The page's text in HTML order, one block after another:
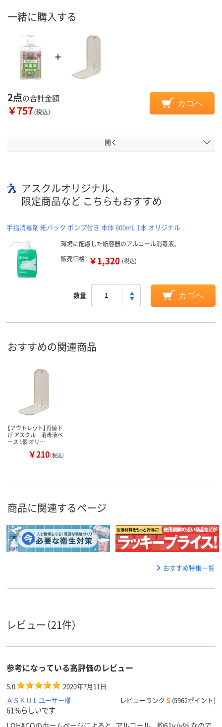
一緒に購入する
2点の合計金額
￥757（税込）
カゴへ
開く
アスクルオリジナル、
限定商品など こちらもおすすめ
手指消毒剤 紙パック ポンプ付き 本体 600mL 1本 オリジナル
環境に配慮した紙容器のアルコール消毒液。
販売価格： ￥1,320 (税込)
数量 カゴへ
おすすめの関連商品
【アウトレット】再値下
げ アスクル 消毒液ベ
ース 1個 オリ…
￥210（税込）
商品に関連するページ
おすすめ特集一覧
レビュー（21件）
参考になっている高評価のレビュー
5.0
2020年7月11日
ＡＳＫＵＬユーザー様
レビューランク S (5962ポイント)
61%らしいです